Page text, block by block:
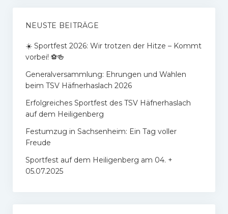
NEUSTE BEITRÄGE
​☀️ Sportfest 2026: Wir trotzen der Hitze – Kommt
vorbei! ⚽🍻
Generalversammlung: Ehrungen und Wahlen
beim TSV Häfnerhaslach 2026
Erfolgreiches Sportfest des TSV Häfnerhaslach
auf dem Heiligenberg
Festumzug in Sachsenheim: Ein Tag voller
Freude
Sportfest auf dem Heiligenberg am 04. +
05.07.2025